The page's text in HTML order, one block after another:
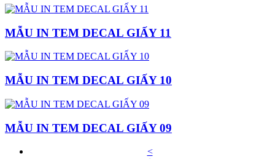
MẪU IN TEM DECAL GIẤY 11
MẪU IN TEM DECAL GIẤY 10
MẪU IN TEM DECAL GIẤY 09
<